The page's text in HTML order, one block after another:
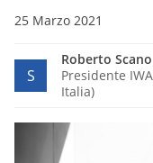
25 Marzo 2021
S
Roberto Scano
Presidente
Italia)